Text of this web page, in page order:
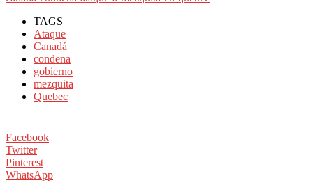
TAGS
Ataque
Canadá
condena
gobierno
mezquita
Quebec
Facebook
Twitter
Pinterest
WhatsApp